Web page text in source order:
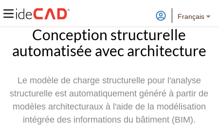
Français
Conception structurelle
automatisée avec architecture
Le modèle de charge structurelle pour l'analyse
structurelle est automatiquement généré à partir de
modèles architecturaux à l'aide de la modélisation
intégrée des informations du bâtiment (BIM).